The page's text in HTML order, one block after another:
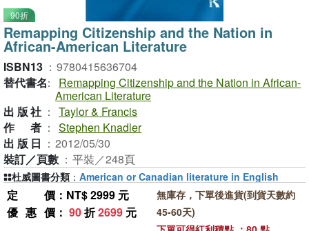
90折
Remapping Citizenship and the Nation in
African-American Literature
ISBN13 ： 9780415636704
替代書名：
Remapping Citizenship and the Nation in African-
American Literature
出版社 ： Taylor & Francis
作者 ： Stephen Knadler
出版日 ： 2012/05/30
裝訂／頁數 ： 平裝／248頁
定價 ：NT$ 2999 元
優惠價 ： 90折2699 元
無庫存，下單後進貨(到貨天數約
45-60天)
杜威圖書分類 ： American or Canadian literature in English